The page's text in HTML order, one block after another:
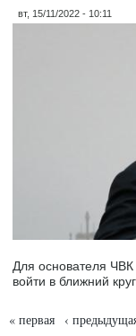
вт, 15/11/2022 - 10:11
Для основателя
войти в ближний
Страницы
« первая ‹